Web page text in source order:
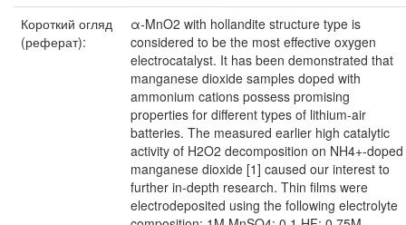
Короткий огляд
(реферат):
α-MnO2 with hollandite structure type is
considered to be the most effective oxygen
electrocatalyst. It has been demonstrated that
manganese dioxide samples doped with
ammonium cations possess promising
properties for different types of lithium-air
batteries. The measured earlier high catalytic
activity of H2O2 decomposition on NH4+-doped
manganese dioxide [1] caused our interest to
further in-depth research. Thin films were
electrodeposited using the following electrolyte